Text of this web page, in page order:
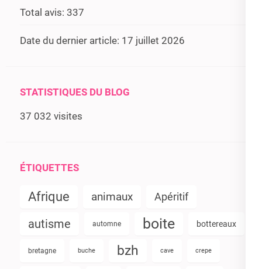
Total avis: 337
Date du dernier article: 17 juillet 2026
STATISTIQUES DU BLOG
37 032 visites
ÉTIQUETTES
Afrique animaux Apéritif
autisme automne boite bottereaux
bretagne buche bzh cave crepe